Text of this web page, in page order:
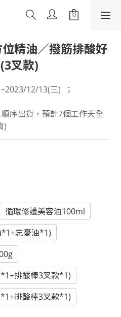
精油／撥筋排酸好
叉款)
12/13(三)  ；
序出貨，預計7個工作天全
)
循環修護美容油100ml
*1+忘憂油*1)
排酸棒3叉款*1)
排酸棒3叉款*1)